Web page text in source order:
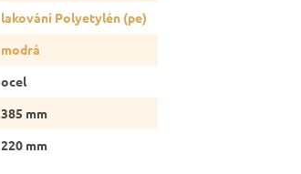
lakování Polyetylén (pe)
modrá
ocel
385 mm
220 mm